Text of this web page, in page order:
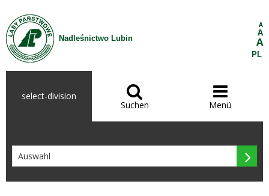
Zum Inhalt wechseln
Nadleśnictwo Lubin
A
A
A
PL
select-division 
Suchen

Menü
